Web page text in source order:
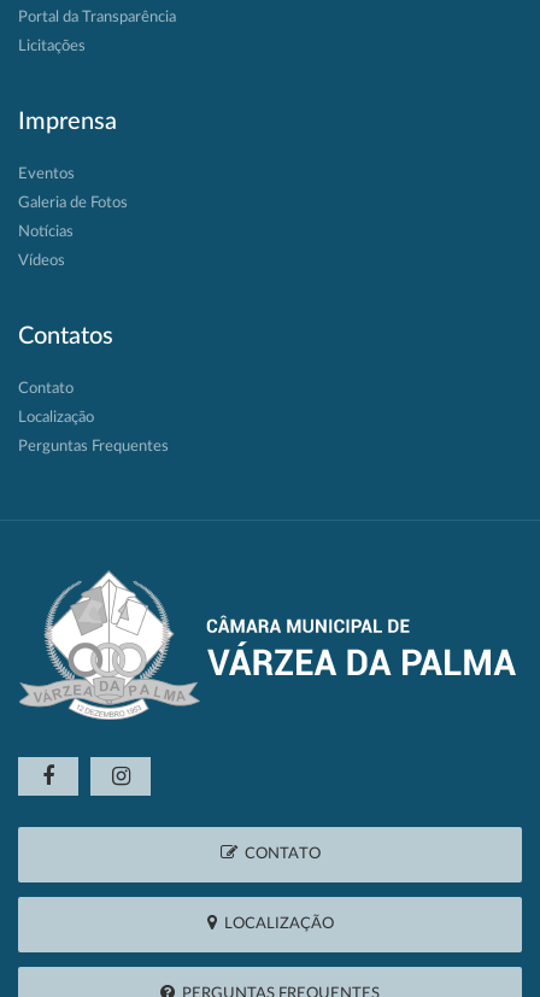
Portal da Transparência
Licitações
Imprensa
Eventos
Galeria de Fotos
Notícias
Vídeos
Contatos
Contato
Localização
Perguntas Frequentes
CONTATO
LOCALIZAÇÃO